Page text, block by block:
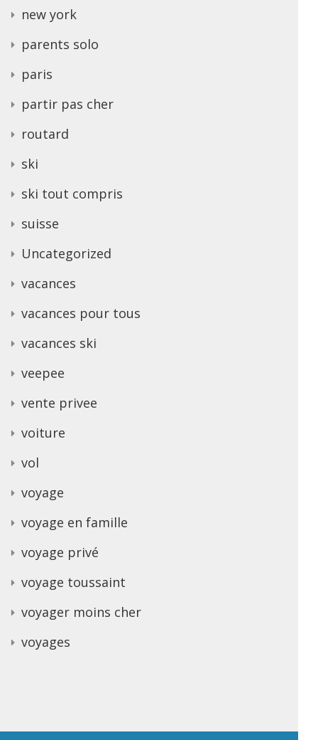
new york
parents solo
paris
partir pas cher
routard
ski
ski tout compris
suisse
Uncategorized
vacances
vacances pour tous
vacances ski
veepee
vente privee
voiture
vol
voyage
voyage en famille
voyage privé
voyage toussaint
voyager moins cher
voyages